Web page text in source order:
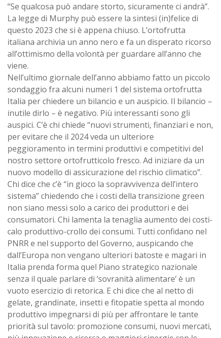
“Se qualcosa può andare storto, sicuramente ci andrà”.
La legge di Murphy può essere la sintesi (in)felice di
questo 2023 che si è appena chiuso. L’ortofrutta
italiana archivia un anno nero e fa un disperato ricorso
all’ottimismo della volontà per guardare all’anno che
viene.
Nell’ultimo giornale dell’anno abbiamo fatto un piccolo
sondaggio fra alcuni numeri 1 del sistema ortofrutta
Italia per chiedere un bilancio e un auspicio. Il bilancio –
inutile dirlo – è negativo. Più interessanti sono gli
auspici. C’è chi chiede “nuovi strumenti, finanziari e non,
per evitare che il 2024 veda un ulteriore
peggioramento in termini produttivi e competitivi del
nostro settore ortofrutticolo fresco. Ad iniziare da un
nuovo modello di assicurazione del rischio climatico”.
Chi dice che c’è “in gioco la sopravvivenza dell’intero
sistema” chiedendo che i costi della transizione green
non siano messi solo a carico dei produttori e dei
consumatori. Chi lamenta la tenaglia aumento dei costi-
calo produttivo-crollo dei consumi. Tutti confidano nel
PNRR e nel supporto del Governo, auspicando che
dall’Europa non vengano ulteriori batoste e magari in
Italia prenda forma quel Piano strategico nazionale
senza il quale parlare di ‘sovranità alimentare’ è un
vuoto esercizio di retorica. E chi dice che al netto di
gelate, grandinate, insetti e fitopatie spetta al mondo
produttivo impegnarsi di più per affrontare le tante
priorità sul tavolo: promozione consumi, nuovi mercati,